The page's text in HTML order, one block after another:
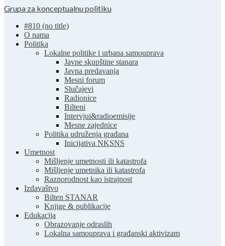
Grupa za konceptualnu politiku
#810 (no title)
O nama
Politika
Lokalne politike i urbana samouprava
Javne skupštine stanara
Javna predavanja
Mesni forum
Slučajevi
Radionice
Bilteni
Intervjui&radioemisije
Mesne zajednice
Politika udruženja građana
Inicijativa NKSNS
Umetnost
Mišljenje umetnosti ili katastrofa
Mišljenje umetnika ili katastrofa
Raznorodnost kao istrajnost
Izdavaštvo
Bilten STANAR
Knjige & publikacije
Edukacija
Obrazovanje odraslih
Lokalna samouprava i građanski aktivizam